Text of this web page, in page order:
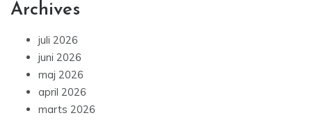
Archives
juli 2026
juni 2026
maj 2026
april 2026
marts 2026